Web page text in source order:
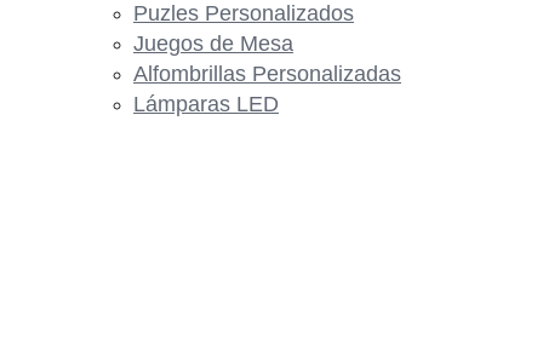
Puzles Personalizados
Juegos de Mesa
Alfombrillas Personalizadas
Lámparas LED